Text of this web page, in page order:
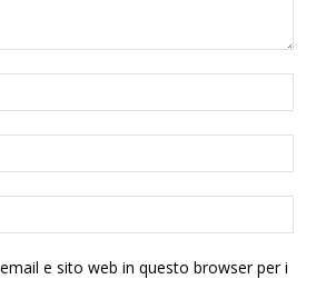
e sito web in questo browser per i